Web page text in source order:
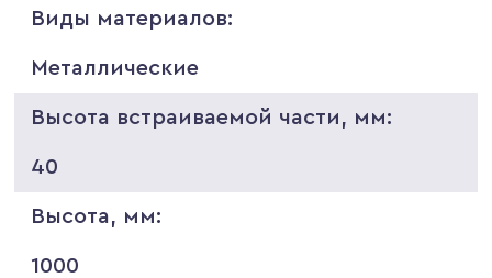
Виды материалов:
Металлические
Высота встраиваемой части, мм:
40
Высота, мм:
1000